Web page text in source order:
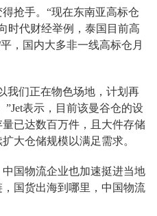
抢手。“现在东南亚高标仓
时代财经举例，泰国目前高
，国内大多非一线高标仓月
我们正在物色场地，计划再
表示，目前该曼谷仓的设
已达数百万件，且大件存储
大仓储规模以满足需求。
国物流企业也加速挺进当地
国货出海到哪里，中国物流